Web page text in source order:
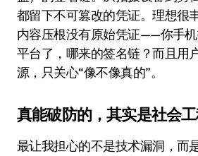
都留下不可篡改的凭证。理想很
内容压根没有原始凭证——你手
平台了，哪来的签名链？而且用
源，只关心“像不像真的”。
真能破防的，其实是社会
最让我担心的不是技术漏洞，而